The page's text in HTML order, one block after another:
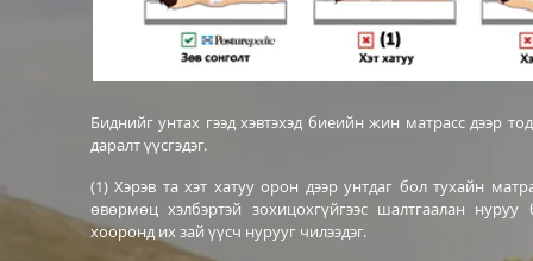
Биднийг унтах гээд хэвтэхэд биеийн жин матрасс дээр
даралт үүсгэдэг.
(1) Хэрэв та хэт хатуу орон дээр унтдаг бол тухайн
ѳвѳрмѳц хэлбэртэй зохицохгүйгээс шалтгаалан
хооронд их зай үүсч нурууг чилээдэг.